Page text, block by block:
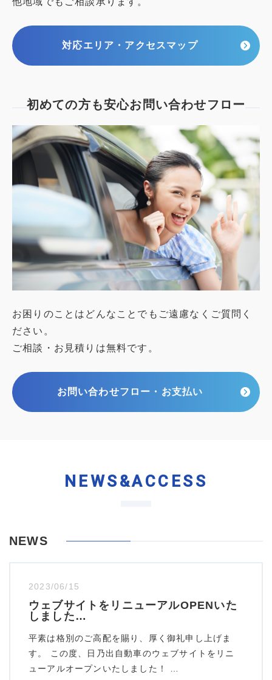
対応エリア・アクセスマップ
初めての方も安心お問い合わせフロー
お困りのことはどんなことでもご遠慮なくご質問く
ださい。
ご相談・お見積りは無料です。
お問い合わせフロー・お支払い
NEWS&ACCESS
NEWS
2023/06/15
ウェブサイトをリニューアルOPENいた
しました…
平素は格別のご高配を賜り、厚く御礼申し上げま
す。 この度、日乃出自動車のウェブサイトをリニ
ューアルオープンいたしました！ …